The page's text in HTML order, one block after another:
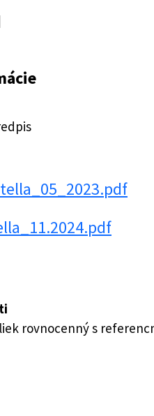
rovnocenný s